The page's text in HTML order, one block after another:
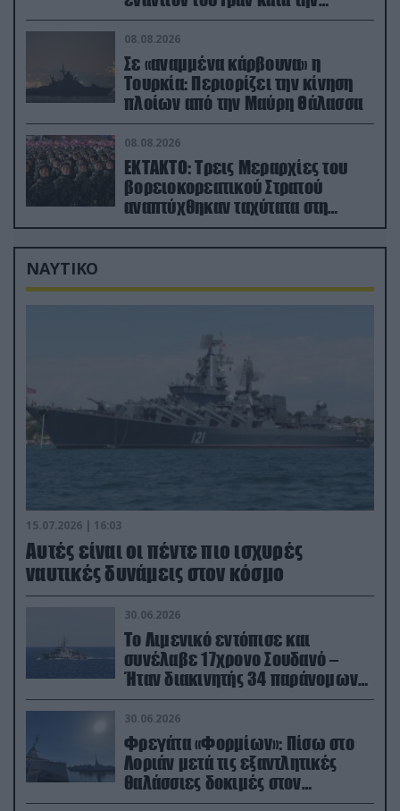
διάρκεια του πολέμου
08.08.2026
Σε «αναμμένα κάρβουνα» η
Τουρκία: Περιορίζει την κίνηση
πλοίων από την Μαύρη Θάλασσα
08.08.2026
ΕΚΤΑΚΤΟ: Τρεις Μεραρχίες του
βορειοκορεατικού Στρατού
αναπτύχθηκαν ταχύτατα στη
Ρωσία
ΝΑΥΤΙΚΟ
15.07.2026 | 16:03
Aυτές είναι οι πέντε πιο ισχυρές
ναυτικές δυνάμεις στον κόσμο
30.06.2026
Το Λιμενικό εντόπισε και
συνέλαβε 17χρονο Σουδανό –
Ήταν διακινητής 34 παράνομων
μεταναστών
30.06.2026
Φρεγάτα «Φορμίων»: Πίσω στο
Λοριάν μετά τις εξαντλητικές
θαλάσσιες δοκιμές στον
απαιτητικό Βισκαϊκό